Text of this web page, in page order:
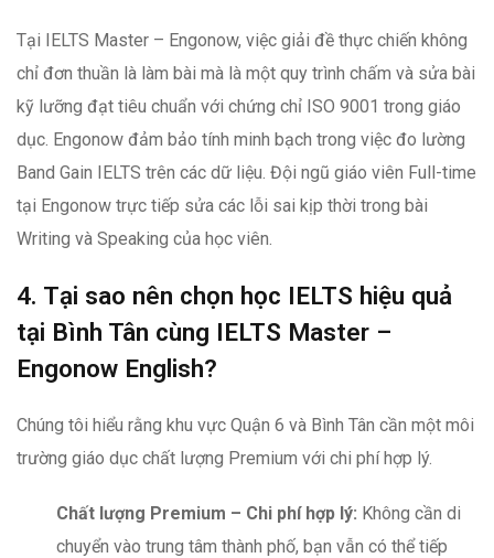
Tại IELTS Master – Engonow, việc giải đề thực chiến không
chỉ đơn thuần là làm bài mà là một quy trình chấm và sửa bài
kỹ lưỡng đạt tiêu chuẩn với chứng chỉ ISO 9001 trong giáo
dục. Engonow đảm bảo tính minh bạch trong việc đo lường
Band Gain IELTS trên các dữ liệu. Đội ngũ giáo viên Full-time
tại Engonow trực tiếp sửa các lỗi sai kịp thời trong bài
Writing và Speaking của học viên.
4. Tại sao nên chọn học IELTS hiệu quả
tại Bình Tân cùng IELTS Master –
Engonow English?
Chúng tôi hiểu rằng khu vực Quận 6 và Bình Tân cần một môi
trường giáo dục chất lượng Premium với chi phí hợp lý.
Chất lượng Premium – Chi phí hợp lý: Không cần di
chuyển vào trung tâm thành phố, bạn vẫn có thể tiếp